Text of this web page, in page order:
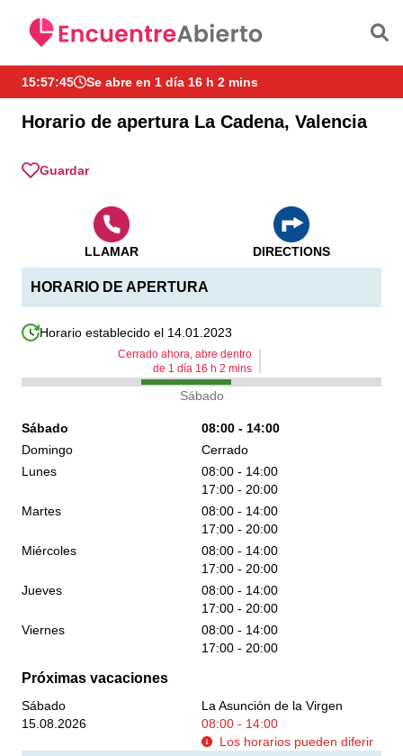
15:57:46 Se abre en 1 día 16 h 2 mins
Horario de apertura La Cadena, Valencia
Guardar
HORARIO DE APERTURA
Horario establecido el 14.01.2023
Cerrado ahora, abre dentro
de 1 día 16 h 2 mins
Sábado
Sábado
08:00 - 14:00
Domingo
Cerrado
Lunes
08:00 - 14:00
17:00 - 20:00
Martes
08:00 - 14:00
17:00 - 20:00
Miércoles
08:00 - 14:00
17:00 - 20:00
Jueves
08:00 - 14:00
17:00 - 20:00
Viernes
08:00 - 14:00
17:00 - 20:00
Próximas vacaciones
Sábado
La Asunción de la Virgen
15.08.2026
08:00 - 14:00
Los horarios pueden diferir
LLAMAR DIRECTIONS